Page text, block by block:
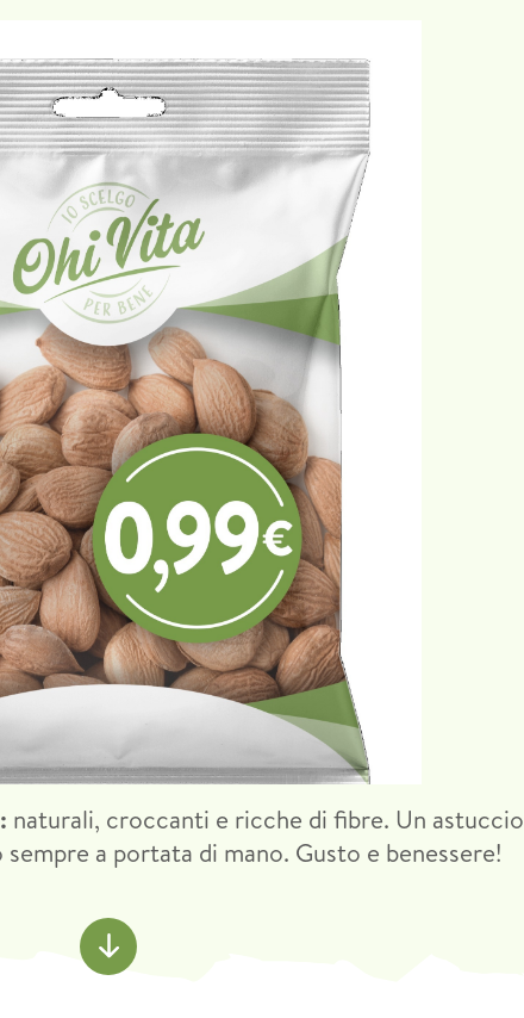
naturali, croccanti e ricche di fibre. Un astuccio
a portata di mano. Gusto e benessere!